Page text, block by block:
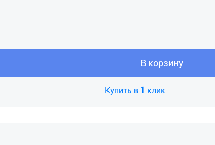
В корзину
Купить в 1 клик